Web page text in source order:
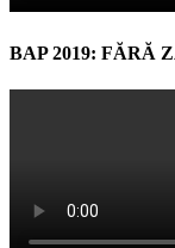
BAP 2019: FĂRĂ